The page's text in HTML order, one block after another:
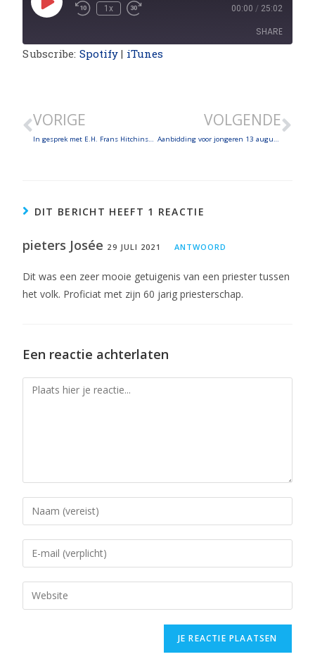
1x 00:00 / 25:02
SHARE
Subscribe: Spotify | iTunes
VORIGE VOLGENDE
DIT BERICHT HEEFT 1 REACTIE
pieters Josée 29 JULI 2021 ANTWOORD
Dit was een zeer mooie getuigenis van een priester tussen
het volk. Proficiat met zijn 60 jarig priesterschap.
Een reactie achterlaten